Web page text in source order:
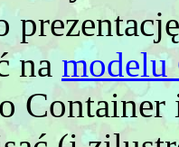
na modelu